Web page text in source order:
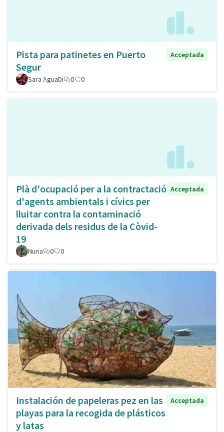
Pista para patinetes en Puerto
Segur
Acceptada
Sara AguaDi 0 0
Plà d'ocupació per a la contractació
d'agents ambientals i cívics per
lluitar contra la contaminació
derivada dels residus de la Còvid-
19
Acceptada
Nuria 0 0
Instalación de papeleras pez en las
playas para la recogida de plásticos
y latas
Acceptada